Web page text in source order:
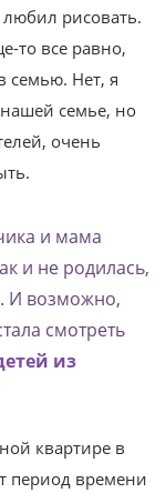
рисовать.
то все равно,
семью. Нет, я
нашей семье, но
очень
и мама
и не родилась,
И возможно,
смотреть
из
квартире в
период времени